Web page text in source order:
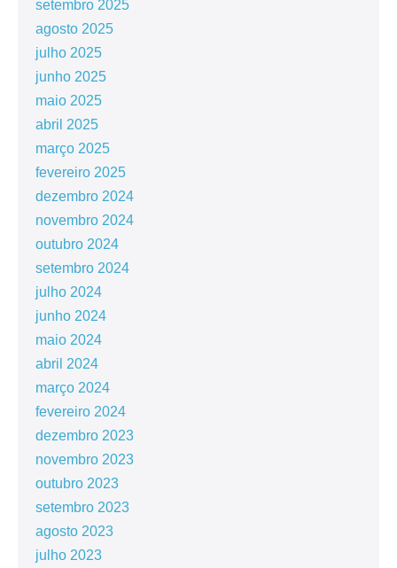
setembro 2025
agosto 2025
julho 2025
junho 2025
maio 2025
abril 2025
março 2025
fevereiro 2025
dezembro 2024
novembro 2024
outubro 2024
setembro 2024
julho 2024
junho 2024
maio 2024
abril 2024
março 2024
fevereiro 2024
dezembro 2023
novembro 2023
outubro 2023
setembro 2023
agosto 2023
julho 2023